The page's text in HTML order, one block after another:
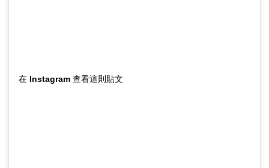
在 Instagram 查看這則貼文